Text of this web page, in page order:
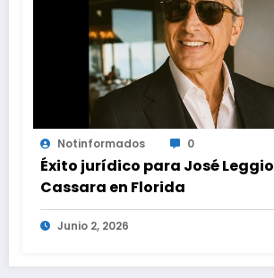
Notinformados 0
Éxito jurídico para José Leggio
Cassara en Florida
Junio 2, 2026